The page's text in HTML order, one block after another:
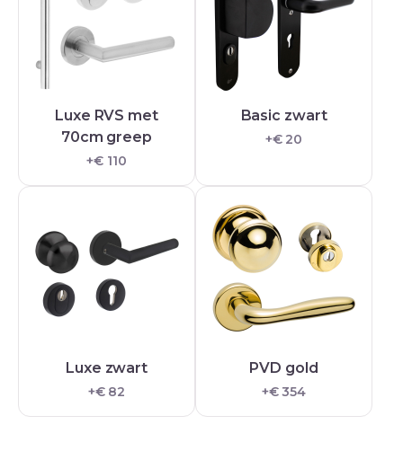
Luxe RVS met
70cm greep
+€ 110
Basic zwart
+€ 20
Luxe zwart
+€ 82
PVD gold
+€ 354